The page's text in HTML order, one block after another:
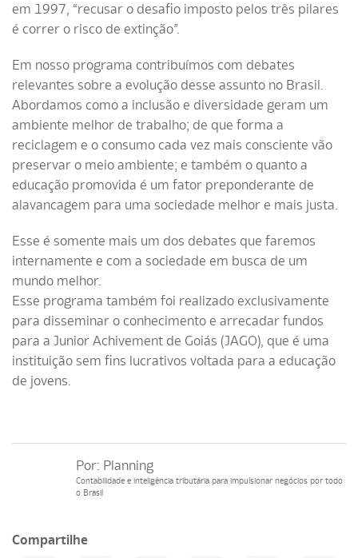
em 1997, “recusar o desafio imposto pelos três pilares
é correr o risco de extinção”.
Em nosso programa contribuímos com debates
relevantes sobre a evolução desse assunto no Brasil.
Abordamos como a inclusão e diversidade geram um
ambiente melhor de trabalho; de que forma a
reciclagem e o consumo cada vez mais consciente vão
preservar o meio ambiente; e também o quanto a
educação promovida é um fator preponderante de
alavancagem para uma sociedade melhor e mais justa.
Esse é somente mais um dos debates que faremos
internamente e com a sociedade em busca de um
mundo melhor.
Esse programa também foi realizado exclusivamente
para disseminar o conhecimento e arrecadar fundos
para a Junior Achivement de Goiás (JAGO), que é uma
instituição sem fins lucrativos voltada para a educação
de jovens.
Por: Planning
Contabilidade e inteligência tributária para impulsionar negócios por todo
o Brasil
Compartilhe